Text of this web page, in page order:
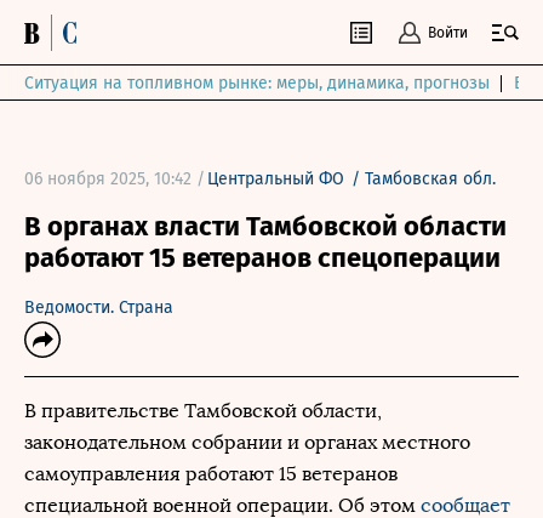
Войти
Ситуация на топливном рынке: меры, динамика, прогнозы
06 ноября 2025, 10:42 / Центральный ФО / Тамбовская обл.
В органах власти Тамбовской области
работают 15 ветеранов спецоперации
Ведомости. Страна
В правительстве Тамбовской области,
законодательном собрании и органах местного
самоуправления работают 15 ветеранов
специальной военной операции. Об этом сообщает